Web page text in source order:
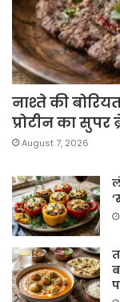
नाश्ते की
प्रोटीन का सुपर
August 7, 2026